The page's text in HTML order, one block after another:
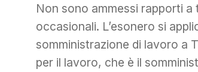
Non sono ammessi rapporti
occasionali. L’esonero si
somministrazione di lavoro a
per il lavoro, che è il